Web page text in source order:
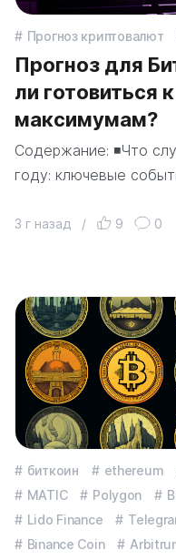
Прогноз криптовалют
Прогноз для
ли готовиться
максимумам?
Содержание: ◾️Что
году: ключевые
3 г назад / 9 0
биткоин ethereum
MATIC
Polygon
Lido Finance
Binance Coin